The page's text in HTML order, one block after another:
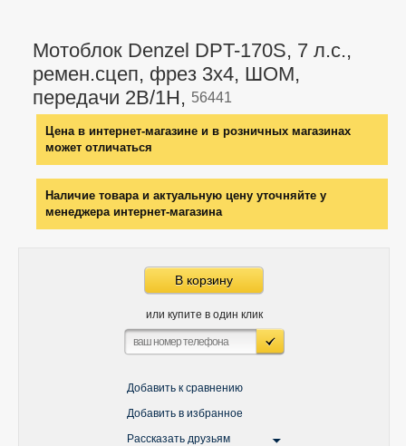
Мотоблок Denzel DPT-170S, 7 л.с.,
ремен.сцеп, фрез 3х4, ШОМ,
передачи 2В/1Н, 56441
Цена в интернет-магазине и в розничных магазинах
может отличаться
Наличие товара и актуальную цену уточняйте у
менеджера интернет-магазина
В корзину
или купите в один клик
Добавить к сравнению
Добавить в избранное
Рассказать друзьям